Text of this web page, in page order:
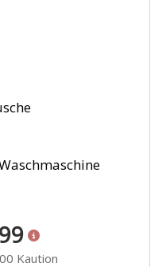
Kaution